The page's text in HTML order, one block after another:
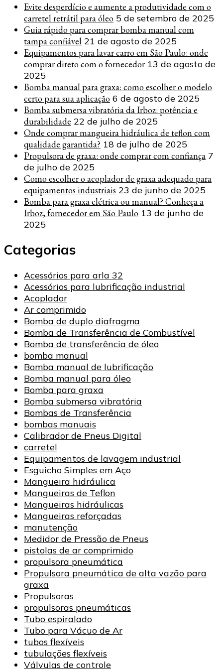
Evite desperdício e aumente a produtividade com o
carretel retrátil para óleo 5 de setembro de 2025
Guia rápido para comprar bomba manual com
tampa confiável 21 de agosto de 2025
Equipamentos para lavar carro em São Paulo: onde
comprar direto com o fornecedor 13 de agosto de
2025
Bomba manual para graxa: como escolher o modelo
certo para sua aplicação 6 de agosto de 2025
Bomba submersa vibratória da Irboz: potência e
durabilidade 22 de julho de 2025
Onde comprar mangueira hidráulica de teflon com
qualidade garantida? 18 de julho de 2025
Propulsora de graxa: onde comprar com confiança 7
de julho de 2025
Como escolher o acoplador de graxa adequado para
equipamentos industriais 23 de junho de 2025
Bomba para graxa elétrica ou manual? Conheça a
Irboz, fornecedor em São Paulo 13 de junho de
2025
Categorias
Acessórios para arla 32
Acessórios para lubrificação industrial
Acoplador
Ar comprimido
Bomba de duplo diafragma
Bomba de Transferência de Combustível
Bomba de transferência de óleo
bomba manual
Bomba manual de lubrificação
Bomba manual para óleo
Bomba para graxa
Bomba submersa vibratória
Bombas de Transferência
bombas manuais
Calibrador de Pneus Digital
carretel
Equipamentos de lavagem industrial
Esguicho Simples em Aço
Mangueira hidráulica
Mangueiras de Teflon
Mangueiras hidráulicas
Mangueiras reforçadas
manutenção
Medidor de Pressão de Pneus
pistolas de ar comprimido
propulsora pneumática
Propulsora pneumática de alta vazão para
graxa
Propulsoras
propulsoras pneumáticas
Tubo espiralado
Tubo para Vácuo de Ar
tubos flexíveis
tubulações flexíveis
Válvulas de controle